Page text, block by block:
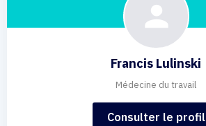
Francis Lulinski
Médecine du travail
Consulter le profil